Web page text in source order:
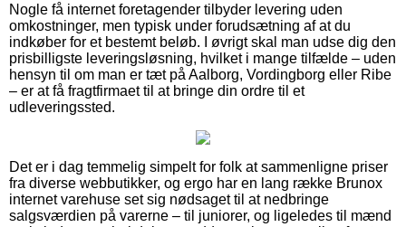
Nogle få internet foretagender tilbyder levering uden
omkostninger, men typisk under forudsætning af at du
indkøber for et bestemt beløb. I øvrigt skal man udse dig den
prisbilligste leveringsløsning, hvilket i mange tilfælde – uden
hensyn til om man er tæt på Aalborg, Vordingborg eller Ribe
– er at få fragtfirmaet til at bringe din ordre til et
udleveringssted.
Det er i dag temmelig simpelt for folk at sammenligne priser
fra diverse webbutikker, og ergo har en lang række Brunox
internet varehuse set sig nødsaget til at nedbringe
salgsværdien på varerne – til juniorer, og ligeledes til mænd